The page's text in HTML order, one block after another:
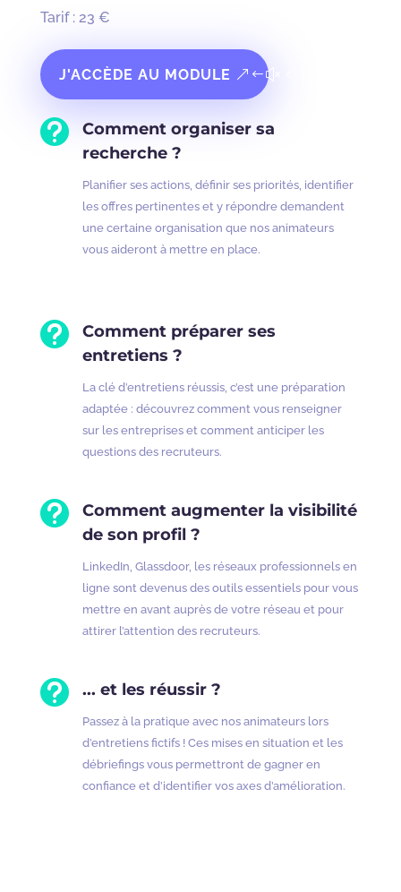
Tarif : 23 €
J'ACCÈDE AU MODULE

Comment organiser sa
recherche ?
Planifier ses actions, définir ses priorités, identifier
les offres pertinentes et y répondre demandent
une certaine organisation que nos animateurs
vous aideront à mettre en place.

Comment préparer ses
entretiens ?
La clé d’entretiens réussis, c’est une préparation
adaptée : découvrez comment vous renseigner
sur les entreprises et comment anticiper les
questions des recruteurs.

Comment augmenter la visibilité
de son profil ?
LinkedIn, Glassdoor, les réseaux professionnels en
ligne sont devenus des outils essentiels pour vous
mettre en avant auprès de votre réseau et pour
attirer l’attention des recruteurs.
 ... et les réussir ?
Passez à la pratique avec nos animateurs lors
d’entretiens fictifs ! Ces mises en situation et les
débriefings vous permettront de gagner en
confiance et d’identifier vos axes d’amélioration.